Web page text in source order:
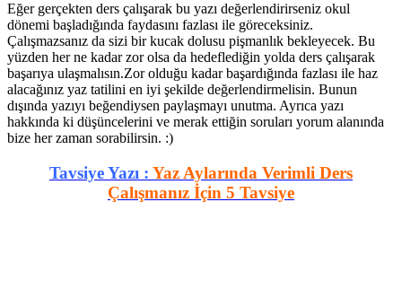
Eğer gerçekten ders çalışarak bu yazı değerlendirirseniz okul
dönemi başladığında faydasını fazlası ile göreceksiniz.
Çalışmazsanız da sizi bir kucak dolusu pişmanlık bekleyecek. Bu
yüzden her ne kadar zor olsa da hedeflediğin yolda ders çalışarak
başarıya ulaşmalısın.Zor olduğu kadar başardığında fazlası ile haz
alacağınız yaz tatilini en iyi şekilde değerlendirmelisin. Bunun
dışında yazıyı beğendiysen paylaşmayı unutma. Ayrıca yazı
hakkında ki düşüncelerini ve merak ettiğin soruları yorum alanında
bize her zaman sorabilirsin. :)
Tavsiye Yazı : Yaz Aylarında Verimli Ders
Çalışmanız İçin 5 Tavsiye